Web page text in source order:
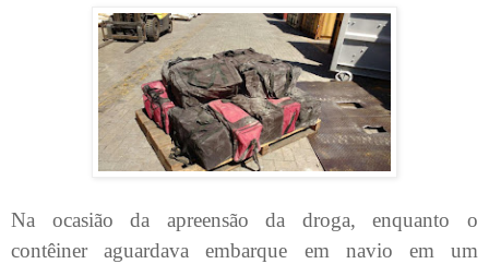
Na ocasião da apreensão da droga, enquanto o
contêiner aguardava embarque em navio em um